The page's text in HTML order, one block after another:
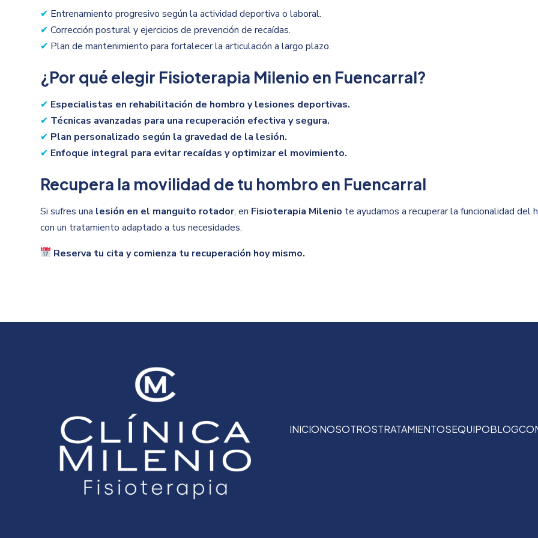
✔ Entrenamiento progresivo según la actividad deportiva o laboral.
✔ Corrección postural y ejercicios de prevención de recaídas.
✔ Plan de mantenimiento para fortalecer la articulación a largo plazo.
¿Por qué elegir Fisioterapia Milenio en Fuencarral?
✔ Especialistas en rehabilitación de hombro y lesiones deportivas.
✔ Técnicas avanzadas para una recuperación efectiva y segura.
✔ Plan personalizado según la gravedad de la lesión.
✔ Enfoque integral para evitar recaídas y optimizar el movimiento.
Recupera la movilidad de tu hombro en Fuencarral
Si sufres una lesión en el manguito rotador, en Fisioterapia Milenio te ayudamos a recuperar la funcionalidad del
con un tratamiento adaptado a tus necesidades.
Reserva tu cita y comienza tu recuperación hoy mismo.
INICIONOSOTROSTRATAMIENTOSEQUIPOBLOG